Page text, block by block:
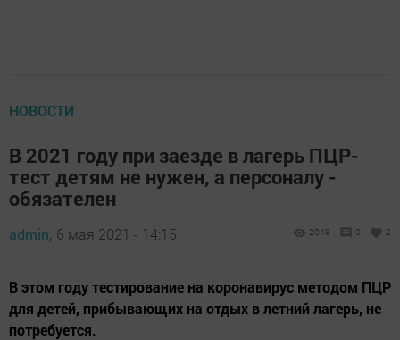
НОВОСТИ
В 2021 году при заезде в лагерь ПЦР-
тест детям не нужен, а персоналу -
обязателен
admin, 6 мая 2021 - 14:15 2048 0 2
В этом году тестирование на коронавирус методом ПЦР
для детей, прибывающих на отдых в летний лагерь, не
потребуется.